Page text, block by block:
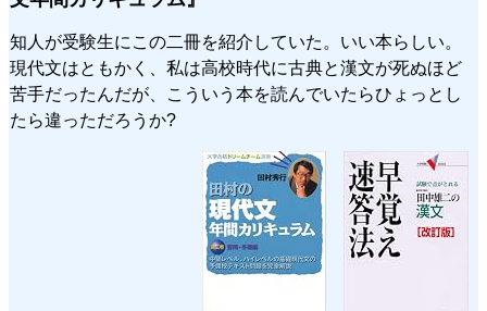
知人が受験生にこの二冊を紹介していた。いい本らしい。
現代文はともかく、私は高校時代に古典と漢文が死ぬほど
苦手だったんだが、こういう本を読んでいたらひょっとし
たら違っただろうか?